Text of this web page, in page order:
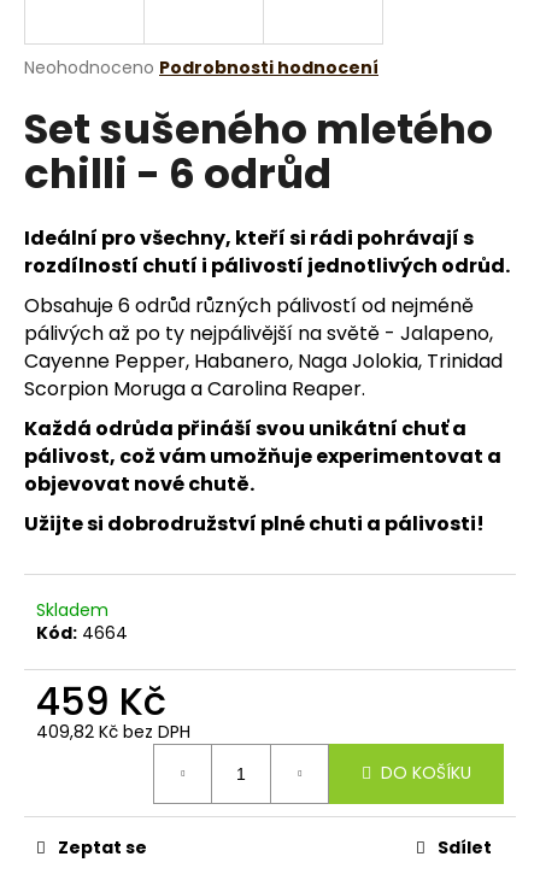
Průměrné
produktu
je
z
hvězdiček.
Neohodnoceno Podrobnosti hodnocení
Set sušeného mletého
chilli - 6 odrůd
Ideální pro všechny, kteří si rádi pohrávají s
rozdílností chutí i pálivostí jednotlivých odrůd.
Obsahuje 6 odrůd různých pálivostí od nejméně
pálivých až po ty nejpálivější na světě - Jalapeno,
Cayenne Pepper, Habanero, Naga Jolokia, Trinidad
Scorpion Moruga a Carolina Reaper.
Každá odrůda přináší svou unikátní chuť a
pálivost, což vám umožňuje experimentovat a
objevovat nové chutě.
Užijte si dobrodružství plné chuti a pálivosti!
Skladem
Kód: 4664
459 Kč
409,82 Kč bez DPH
DO KOŠÍKU
Zeptat se Sdílet
j
t
?
HLEDAT
D
p
o
r
u
u
e
m
e